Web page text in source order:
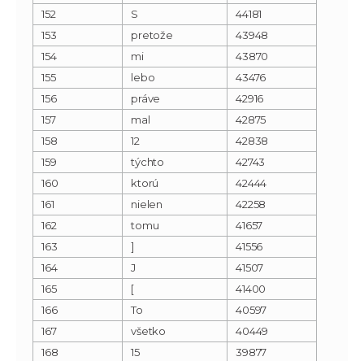
152
S
44181
153
pretože
43948
154
mi
43870
155
lebo
43476
156
práve
42916
157
mal
42875
158
12
42838
159
týchto
42743
160
ktorú
42444
161
nielen
42258
162
tomu
41657
163
]
41556
164
J
41507
165
[
41400
166
To
40597
167
všetko
40449
168
15
39877